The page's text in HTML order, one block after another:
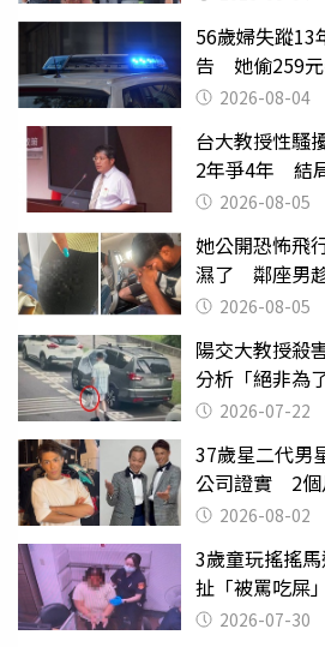
56歲婦失蹤13
告 她偷259元
2026-08-04
台大教授性騷
2年爭4年 結
2026-08-05
她公開恐怖飛
濕了 鄰座男
2026-08-05
陽交大教授殺
分析「絕非為
行詭異
2026-07-22
37歲星二代男
公司證實 2個
2026-08-02
3歲童玩搖搖
扯「被罵吃屎
監 2026-07-30